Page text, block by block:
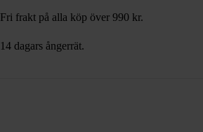
Fri frakt på alla köp över 990 kr.
14 dagars ångerrät.